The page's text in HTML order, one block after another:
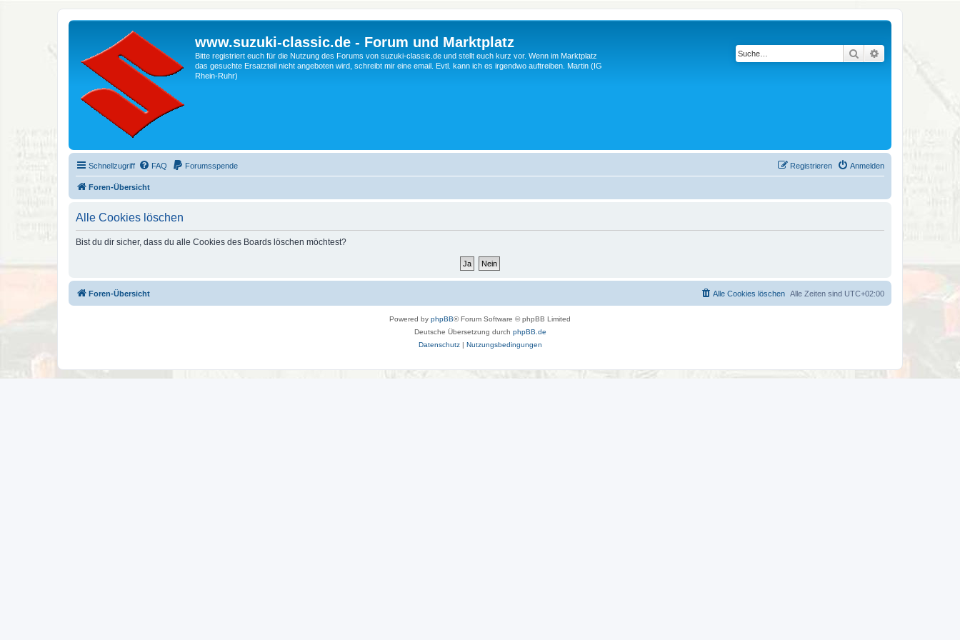
www.suzuki-classic.de - Forum und Marktplatz
Bitte registriert euch für die Nutzung des Forums von suzuki-classic.de und stellt euch kurz vor. Wenn im Marktplatz
das gesuchte Ersatzteil nicht angeboten wird, schreibt mir eine email. Evtl. kann ich es irgendwo auftreiben. Martin (IG
Rhein-Ruhr)
Suche Erweiterte Suche
Schnellzugriff FAQ Forumsspende Anmelden
Registrieren
Foren-Übersicht
Alle Cookies löschen
Bist du dir sicher, dass du alle Cookies des Boards löschen möchtest?
Foren-Übersicht Alle Zeiten sind UTC+02:00
Alle Cookies löschen
Powered by phpBB® Forum Software © phpBB Limited
Deutsche Übersetzung durch phpBB.de
Datenschutz| Nutzungsbedingungen